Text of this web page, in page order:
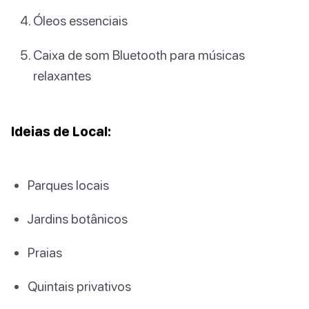
Óleos essenciais
Caixa de som Bluetooth para músicas
relaxantes
Ideias de Local:
Parques locais
Jardins botânicos
Praias
Quintais privativos